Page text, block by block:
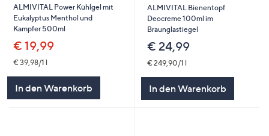
diese
anzuzeigen.
ALMIVITAL Power Kühlgel mit
Eukalyptus Menthol und
Kampfer 500ml
€ 19,99
€ 39,98/1 l
In den Warenkorb
ALMIVITAL Bienentopf
Deocreme 100ml im
Braunglastiegel
€ 24,99
€ 249,90/1 l
In den Warenkorb